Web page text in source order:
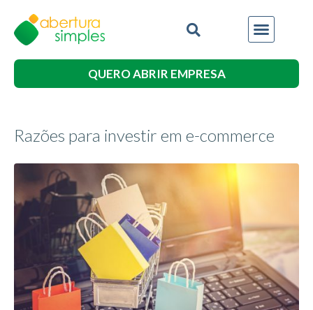
QUERO ABRIR EMPRESA
Razões para investir em e-commerce